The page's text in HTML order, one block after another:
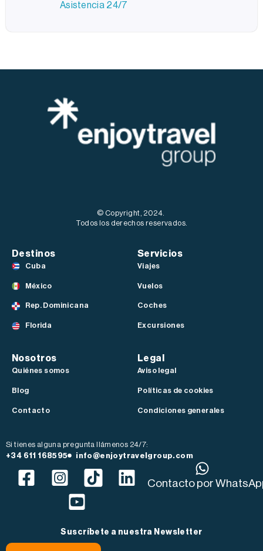
Asistencia 24/7
© Copyright, 2024.
Todos los derechos reservados.
Destinos
Cuba
México
Rep. Dominicana
Florida
Servicios
Viajes
Vuelos
Coches
Excursiones
Nosotros
Quiénes somos
Blog
Contacto
Legal
Aviso legal
Políticas de cookies
Condiciones generales
Si tienes alguna pregunta llámenos 24/7:
+34 611 168595 info@enjoytravelgroup.com
Contacto por
Suscríbete a nuestra Newsletter